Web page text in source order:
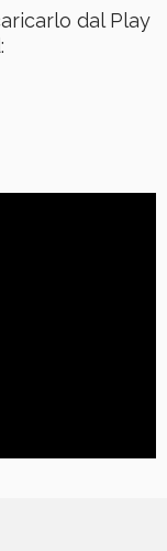
dal Play